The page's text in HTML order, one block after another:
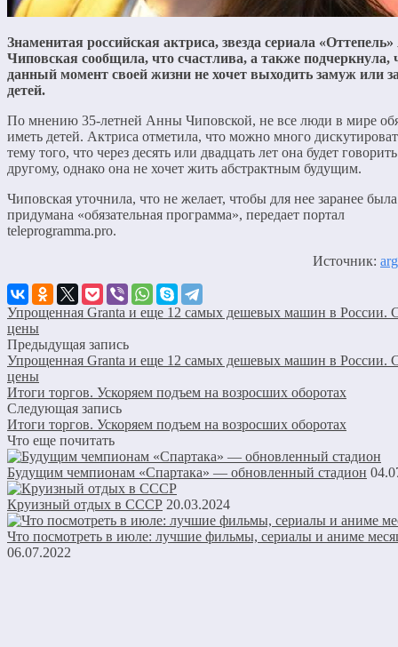
Знаменитая российская актриса, звезда сериала
Чиповская сообщила, что счастлива, а также подчеркнула,
данный момент своей жизни не хочет выходить замуж или
детей.
По мнению 35-летней Анны Чиповской, не все люди в мире
иметь детей. Актриса отметила, что можно много
тему того, что через десять или двадцать лет она будет
другому, однако она не хочет жить абстрактным будущим.
Чиповская уточнила, что не желает, чтобы для нее заранее была
придумана «обязательная программа», передает портал
teleprogramma.pro.
Источник:
Упрощенная Granta и еще 12 самых дешевых машин в России.
цены
Предыдущая запись
Упрощенная Granta и еще 12 самых дешевых машин в России.
цены
Итоги торгов. Ускоряем подъем на возросших оборотах
Следующая запись
Итоги торгов. Ускоряем подъем на возросших оборотах
Что еще почитать
Будущим чемпионам «Спартака» — обновленный стадион
Круизный отдых в СССР 20.03.2024
Что посмотреть в июле: лучшие фильмы, сериалы и аниме
06.07.2022